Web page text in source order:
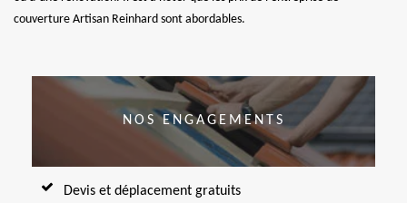
couverture Artisan Reinhard sont abordables.
NOS ENGAGEMENTS
Devis et déplacement gratuits